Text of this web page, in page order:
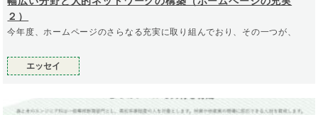
２）
今年度、ホームページのさらなる充実に取り組んでおり、その一つが、
エッセイ